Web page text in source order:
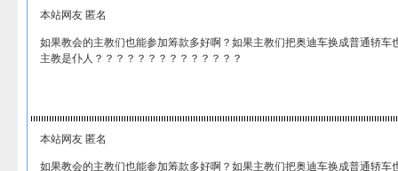
本站网友 匿名
如果教会的主教们也能参加筹款多好啊？如果主教们把奥迪车换成普通轿车
主教是仆人？？？？？？？？？？？？？？
本站网友 匿名
如果教会的主教们也能参加筹款多好啊？如果主教们把奥迪车换成普通轿车